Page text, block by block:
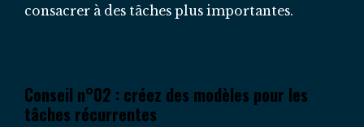
consacrer à des tâches plus importantes.
Conseil n°02 : créez des modèles pour les
tâches récurrentes